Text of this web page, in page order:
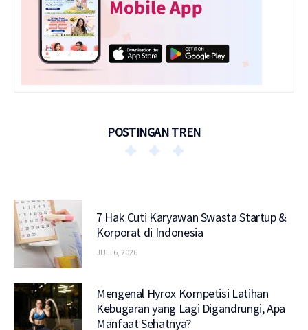
POSTINGAN TREN
7 Hak Cuti Karyawan Swasta Startup &
Korporat di Indonesia
JULI 6, 2026
Mengenal Hyrox Kompetisi Latihan
Kebugaran yang Lagi Digandrungi, Apa
Manfaat Sehatnya?